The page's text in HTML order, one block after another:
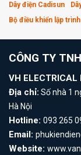
Dây điện Cadisun
Bộ điều khiển lập
CÔNG TY
VH ELECTRICAL
Địa chỉ: Số nhà 1
Hà Nội
Hotline: 093 265
Email:
Website: